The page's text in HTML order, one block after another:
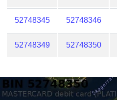
52748345 52748346
52748349 52748350